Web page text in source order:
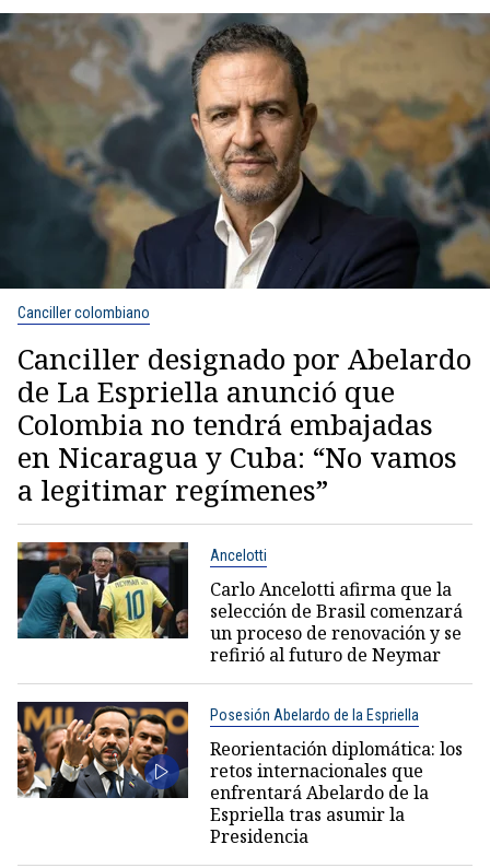
Canciller colombiano
Canciller designado por Abelardo
de La Espriella anunció que
Colombia no tendrá embajadas
en Nicaragua y Cuba: “No vamos
a legitimar regímenes”
Ancelotti
Carlo Ancelotti afirma que la
selección de Brasil comenzará
un proceso de renovación y se
refirió al futuro de Neymar
Posesión Abelardo de la Espriella
Reorientación diplomática: los
retos internacionales que
enfrentará Abelardo de la
Espriella tras asumir la
Presidencia